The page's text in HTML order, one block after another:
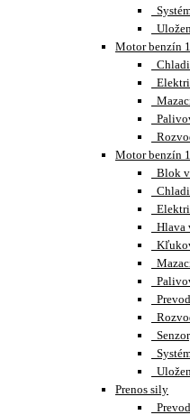
Motor benzín
Motor benzín
Blok
Hlava
Prenos sily